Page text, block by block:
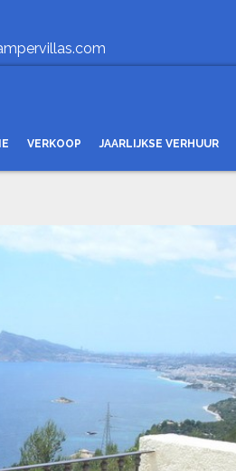
VERKOOP JAARLIJKSE VERHUUR